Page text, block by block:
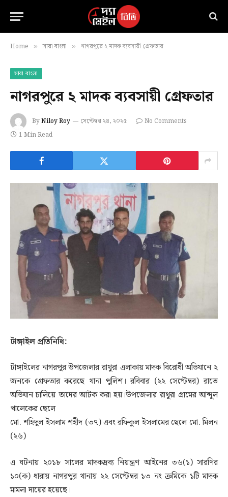
Home » সারা বাংলা » নাগরপুরে ২ মাদক ব্যবসায়ী গ্রেফতার
সারা বাংলা
নাগরপুরে ২ মাদক ব্যবসায়ী গ্রেফতার
ByNiloy Roy সেপ্টেম্বর ২৪, ২০২৫
No Comments
1 Min Read
টাঙ্গাইল প্রতিনিধি:
টাঙ্গাইলের নাগরপুর উপজেলার রাথুরা এলাকায় মাদক বিরোধী অভিযানে ২
জনকে গ্রেফতার করেছে থানা পুলিশ। রবিবার (২২ সেপ্টেম্বর) রাতে
অভিযান চালিয়ে তাদের আটক করা হয়।উপজেলার রাথুরা গ্রামের আব্দুল
খালেকের ছেলে
মো. শহিদুল ইসলাম শহীদ (৩৭) এবং রফিকুল ইসলামের ছেলে মো. মিলন
(২৬)
এ ঘটনায় ২০১৮ সালের মাদকদ্রব্য নিয়ন্ত্রণ আইনের ৩৬(১) সারণির
১০(ক) ধারায় নাগরপুর থানায় ২২ সেপ্টেম্বর ১৩ নং ক্রমিকে ১টি মাদক
মামলা দায়ের হয়েছে।